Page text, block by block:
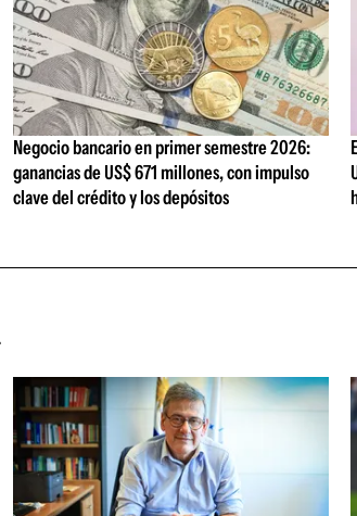
Negocio bancario en primer semestre 2026:
ganancias de US$ 671 millones, con impulso
clave del crédito y los depósitos